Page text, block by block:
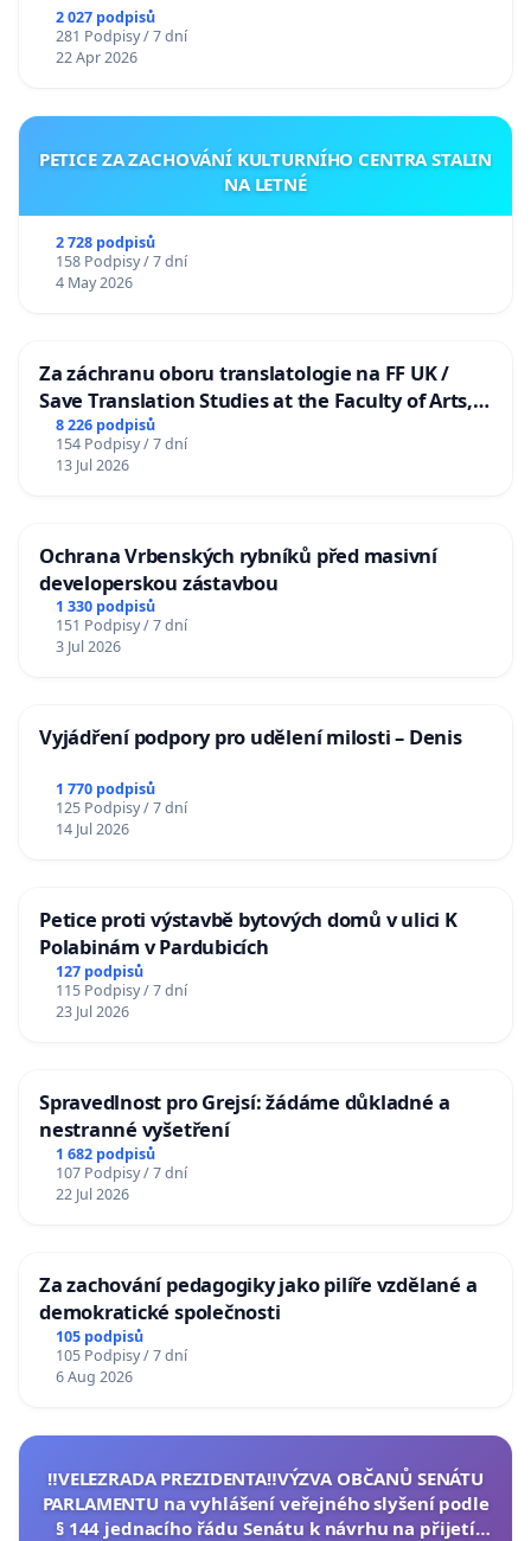
2 027 podpisů
281 Podpisy / 7 dní
22 Apr 2026
PETICE ZA ZACHOVÁNÍ KULTURNÍHO CENTRA STALIN
NA LETNÉ
2 728 podpisů
158 Podpisy / 7 dní
4 May 2026
Za záchranu oboru translatologie na FF UK /
Save Translation Studies at the Faculty of Arts,
Charles University
8 226 podpisů
154 Podpisy / 7 dní
13 Jul 2026
Ochrana Vrbenských rybníků před masivní
developerskou zástavbou
1 330 podpisů
151 Podpisy / 7 dní
3 Jul 2026
Vyjádření podpory pro udělení milosti – Denis
1 770 podpisů
125 Podpisy / 7 dní
14 Jul 2026
Petice proti výstavbě bytových domů v ulici K
Polabinám v Pardubicích
127 podpisů
115 Podpisy / 7 dní
23 Jul 2026
Spravedlnost pro Grejsí: žádáme důkladné a
nestranné vyšetření
1 682 podpisů
107 Podpisy / 7 dní
22 Jul 2026
Za zachování pedagogiky jako pilíře vzdělané a
demokratické společnosti
105 podpisů
105 Podpisy / 7 dní
6 Aug 2026
‼️VELEZRADA PREZIDENTA‼️VÝZVA OBČANŮ SENÁTU
PARLAMENTU na vyhlášení veřejného slyšení podle
§ 144 jednacího řádu Senátu k návrhu na přijetí